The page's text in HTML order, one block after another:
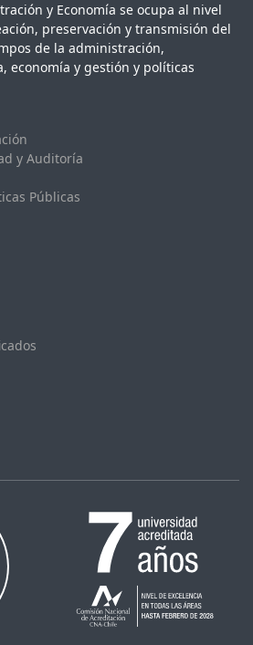
y Economía se ocupa al nivel
preservación y transmisión del
de la administración,
economía y gestión y políticas
y Auditoría
Públicas